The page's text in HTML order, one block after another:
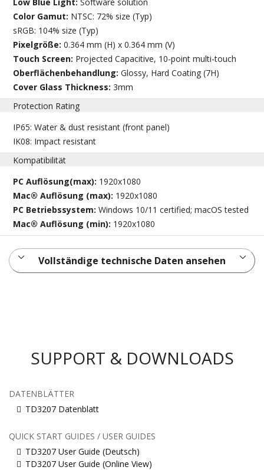
Color Gamut: NTSC: 72% size (Typ)
sRGB: 104% size (Typ)
Pixelgröße:0.364 mm (H) x 0.364 mm (V)
Touch Screen: Projected Capacitive, 10-point multi-touch
Oberflächenbehandlung:Glossy, Hard Coating (7H)
Cover Glass Thickness:3mm
Protection Rating
IP65: Water & dust resistant (front panel)
IK08: Impact resistant
Kompatibilität
PC Auflösung(max): 1920x1080
Mac® Auflösung (max): 1920x1080
PC Betriebssystem:Windows 10/11 certified; macOS tested
Mac® Auflösung (min): 1920x1080
Vollständige technische Daten ansehen
SUPPORT & DOWNLOADS
DATENBLÄTTER
TD3207 Datenblatt
QUICK START GUIDES / USER GUIDES
TD3207 User Guide (Deutsch)
TD3207 User Guide (Online View)